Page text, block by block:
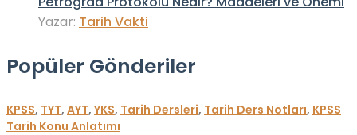
Yazar: Tarih Vakti
Popüler Gönderiler
KPSS, TYT, AYT, YKS, Tarih Dersleri, Tarih Ders Notları, KPSS
Tarih Konu Anlatımı